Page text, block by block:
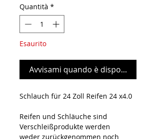
Quantità *
Esaurito
Avvisami quando è disponibile
Schlauch für 24 Zoll Reifen 24 x4.0
Reifen und Schläuche sind
Verschleißprodukte werden
weder zurückgenommen noch